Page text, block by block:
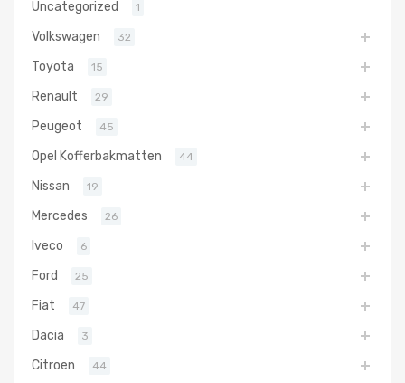
Uncategorized 1
Volkswagen 32
Toyota 15
Renault 29
Peugeot 45
Opel Kofferbakmatten 44
Nissan 19
Mercedes 26
Iveco 6
Ford 25
Fiat 47
Dacia 3
Citroen 44